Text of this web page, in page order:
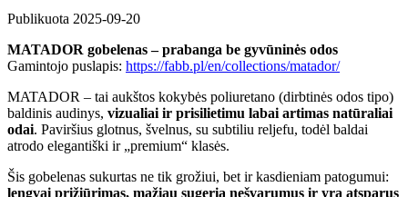
Publikuota 2025-09-20
MATADOR gobelenas – prabanga be gyvūninės odos
Gamintojo puslapis: https://fabb.pl/en/collections/matador/
MATADOR – tai aukštos kokybės poliuretano (dirbtinės odos tipo)
baldinis audinys, vizualiai ir prisilietimu labai artimas natūraliai
odai. Paviršius glotnus, švelnus, su subtiliu reljefu, todėl baldai
atrodo elegantiški ir „premium“ klasės.
Šis gobelenas sukurtas ne tik grožiui, bet ir kasdieniam patogumui:
lengvai prižiūrimas, mažiau sugeria nešvarumus ir yra atsparus